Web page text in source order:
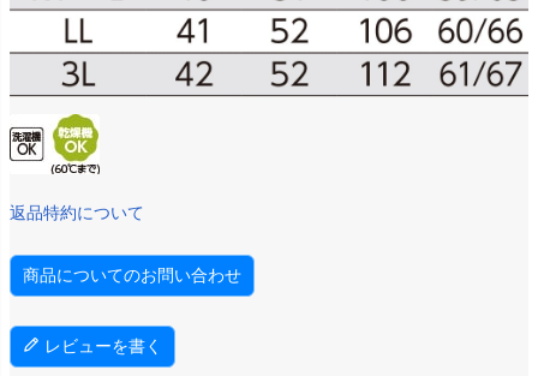
返品特約について
商品についてのお問い合わせ
レビューを書く